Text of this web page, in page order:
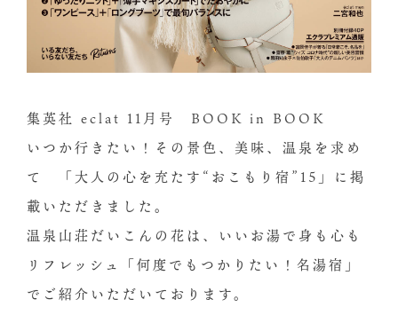
集英社 eclat 11月号 BOOK in BOOK
いつか行きたい！その景色、美味、温泉を求め
て 「大人の心を充たす“おこもり宿”15」に掲
載いただきました。
温泉山荘だいこんの花は、いいお湯で身も心も
リフレッシュ「何度でもつかりたい！名湯宿」
でご紹介いただいております。